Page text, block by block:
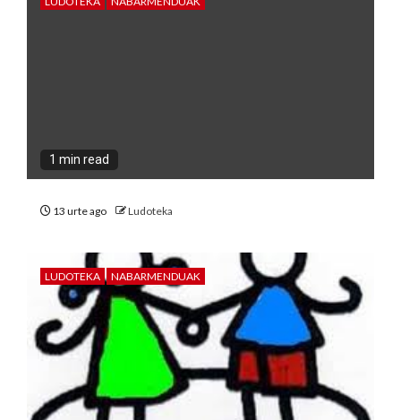
1 min read
13 urte ago Ludoteka
LUDOTEKA NABARMENDUAK